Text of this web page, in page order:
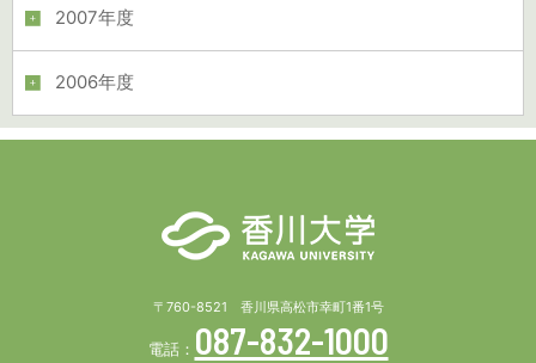
2007年度
2006年度
〒760-8521 香川県高松市幸町1番1号
電話： 087-832-1000